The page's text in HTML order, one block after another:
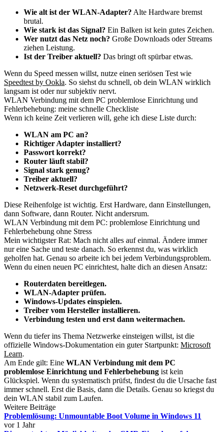
Wie alt ist der WLAN-Adapter? Alte Hardware bremst
brutal.
Wie stark ist das Signal? Ein Balken ist kein gutes Zeichen.
Wer nutzt das Netz noch? Große Downloads oder Streams
ziehen Leistung.
Ist der Treiber aktuell? Das bringt oft spürbar etwas.
Wenn du Speed messen willst, nutze einen seriösen Test wie
Speedtest by Ookla. So siehst du schnell, ob dein WLAN wirklich
langsam ist oder nur subjektiv nervt.
WLAN Verbindung mit dem PC problemlose Einrichtung und
Fehlerbehebung: meine schnelle Checkliste
Wenn ich keine Zeit verlieren will, gehe ich diese Liste durch:
WLAN am PC an?
Richtiger Adapter installiert?
Passwort korrekt?
Router läuft stabil?
Signal stark genug?
Treiber aktuell?
Netzwerk-Reset durchgeführt?
Diese Reihenfolge ist wichtig. Erst Hardware, dann Einstellungen,
dann Software, dann Router. Nicht andersrum.
WLAN Verbindung mit dem PC: problemlose Einrichtung und
Fehlerbehebung ohne Stress
Mein wichtigster Rat: Mach nicht alles auf einmal. Ändere immer
nur eine Sache und teste danach. So erkennst du, was wirklich
geholfen hat. Genau so arbeite ich bei jedem Verbindungsproblem.
Wenn du einen neuen PC einrichtest, halte dich an diesen Ansatz:
Routerdaten bereitlegen.
WLAN-Adapter prüfen.
Windows-Updates einspielen.
Treiber vom Hersteller installieren.
Verbindung testen und erst dann weitermachen.
Wenn du tiefer ins Thema Netzwerke einsteigen willst, ist die
offizielle Windows-Dokumentation ein guter Startpunkt: Microsoft
Learn.
Am Ende gilt: Eine WLAN Verbindung mit dem PC
problemlose Einrichtung und Fehlerbehebung ist kein
Glückspiel. Wenn du systematisch prüfst, findest du die Ursache fast
immer schnell. Erst die Basis, dann die Details. Genau so kriegst du
dein WLAN stabil zum Laufen.
Weitere Beiträge
Problemlösung: Unmountable Boot Volume in Windows 11
vor 1 Jahr